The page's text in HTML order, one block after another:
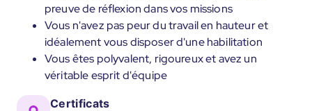
preuve de réflexion dans vos missions
Vous n'avez pas peur du travail en hauteur et
idéalement vous disposer d'une habilitation
Vous êtes polyvalent, rigoureux et avez un
véritable esprit d'équipe
Certificats